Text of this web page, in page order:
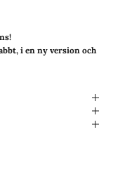
i en ny version och